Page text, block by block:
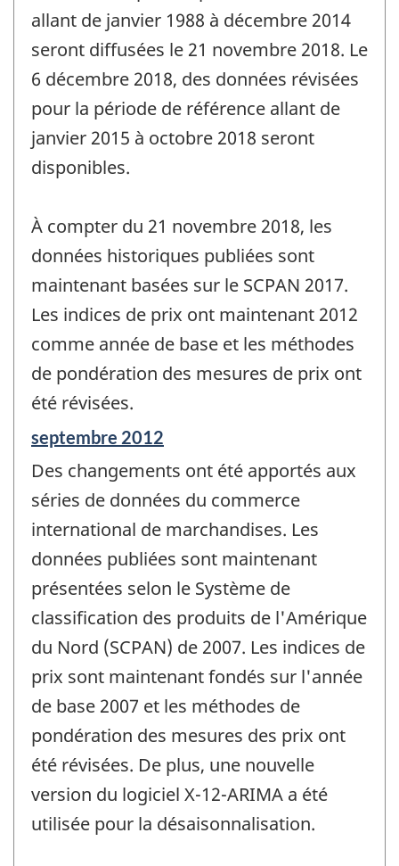
allant de janvier 1988 à décembre 2014
seront diffusées le 21 novembre 2018. Le
6 décembre 2018, des données révisées
pour la période de référence allant de
janvier 2015 à octobre 2018 seront
disponibles.
À compter du 21 novembre 2018, les
données historiques publiées sont
maintenant basées sur le SCPAN 2017.
Les indices de prix ont maintenant 2012
comme année de base et les méthodes
de pondération des mesures de prix ont
été révisées.
Période
référence
de
-
septembre 2012
Des changements ont été apportés aux
séries de données du commerce
international de marchandises. Les
données publiées sont maintenant
présentées selon le Système de
classification des produits de l'Amérique
du Nord (SCPAN) de 2007. Les indices de
prix sont maintenant fondés sur l'année
de base 2007 et les méthodes de
pondération des mesures des prix ont
été révisées. De plus, une nouvelle
version du logiciel X-12-ARIMA a été
utilisée pour la désaisonnalisation.